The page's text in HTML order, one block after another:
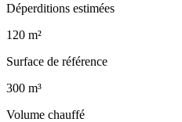
Déperditions estimées
120 m²
Surface de référence
300 m³
Volume chauffé